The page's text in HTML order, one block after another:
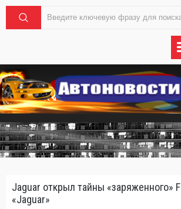
Jaguar открыл тайны «заряженного»
«Jaguar»